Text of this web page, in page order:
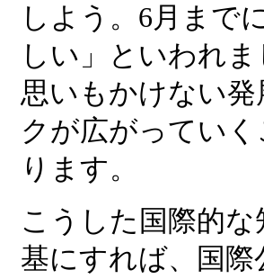
しよう。6月まで
しい」といわれ
思いもかけない
クが広がってい
ります。
こうした国際的
基にすれば、国